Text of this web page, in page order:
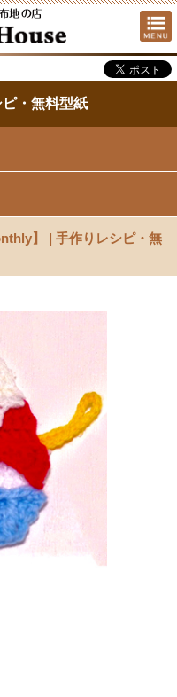
・無料型紙
】 | 手作りレシピ・無